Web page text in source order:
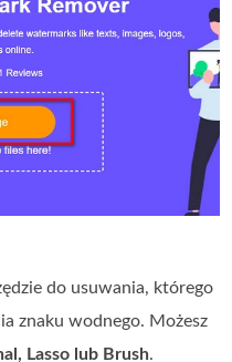
do usuwania, którego
znaku wodnego. Możesz
Lasso lub Brush.